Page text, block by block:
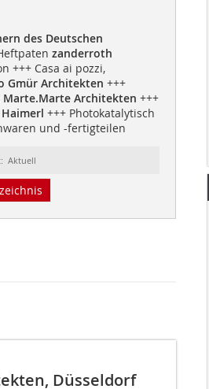
des Deutschen
zanderroth
+++ Casa ai pozzi,
Gmür Architekten +++
Marte.Marte Architekten +++
+++ Photokatalytisch
und -fertigteilen
Aktuell
Düsseldorf